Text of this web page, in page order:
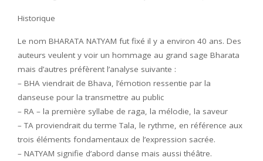
Historique
Le nom BHARATA NATYAM fut fixé il y a environ 40 ans. Des
auteurs veulent y voir un hommage au grand sage Bharata
mais d’autres préfèrent l’analyse suivante :
– BHA viendrait de Bhava, l’émotion ressentie par la
danseuse pour la transmettre au public
– RA – la première syllabe de raga, la mélodie, la saveur
– TA proviendrait du terme Tala, le rythme, en référence aux
trois éléments fondamentaux de l’expression sacrée.
– NATYAM signifie d’abord danse mais aussi théâtre.